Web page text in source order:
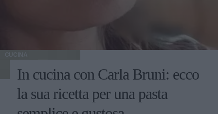
CUCINA
In cucina con Carla Bruni: ecco
la sua ricetta per una pasta